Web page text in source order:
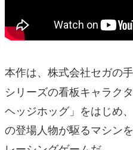
本作は、株式会社セガの
シリーズの看板キャラク
ヘッジホッグ」をはじめ
の登場人物が駆るマシン